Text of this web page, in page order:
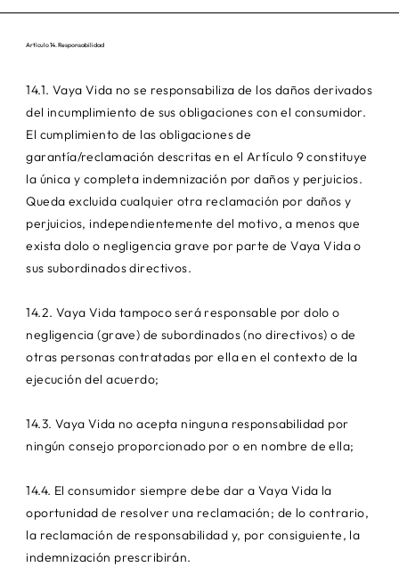
Artículo 14. Responsabilidad
14.1. Vaya Vida no se responsabiliza de los daños derivados
del incumplimiento de sus obligaciones con el consumidor.
El cumplimiento de las obligaciones de
garantía/reclamación descritas en el Artículo 9 constituye
la única y completa indemnización por daños y perjuicios.
Queda excluida cualquier otra reclamación por daños y
perjuicios, independientemente del motivo, a menos que
exista dolo o negligencia grave por parte de Vaya Vida o
sus subordinados directivos.
14.2. Vaya Vida tampoco será responsable por dolo o
negligencia (grave) de subordinados (no directivos) o de
otras personas contratadas por ella en el contexto de la
ejecución del acuerdo;
14.3. Vaya Vida no acepta ninguna responsabilidad por
ningún consejo proporcionado por o en nombre de ella;
14.4. El consumidor siempre debe dar a Vaya Vida la
oportunidad de resolver una reclamación; de lo contrario,
la reclamación de responsabilidad y, por consiguiente, la
indemnización prescribirán.